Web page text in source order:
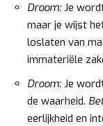
Droom:Je
maar je wijst
loslaten van
immateriële
Droom:Je
de waarheid.
eerlijkheid en